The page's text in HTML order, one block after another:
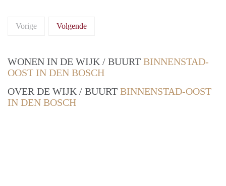
Vorige Volgende
WONEN IN DE WIJK / BUURT BINNENSTAD-
OOST IN DEN BOSCH
OVER DE WIJK / BUURT BINNENSTAD-OOST
IN DEN BOSCH